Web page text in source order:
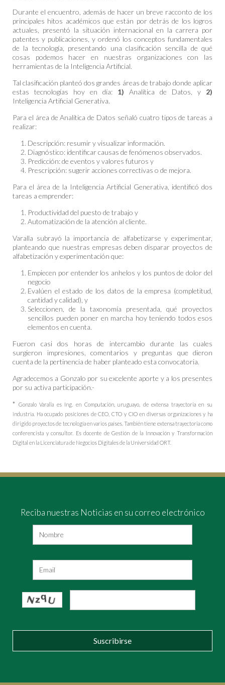
Durante el encuentro, además de hacer un breve racconto de los
principales hitos académicos que están por detrás de los logros
actuales, presentó la situación internacional en la carrera por
patentes y publicaciones, y ordenó los conceptos fundamentales
de la tecnología, presentando una clasificación sencilla de qué
cosas podemos hacer en nuestras organizaciones con las
herramientas de la Inteligencia Artificial.
Tal clasificación planteó dos grandes áreas de trabajo donde aplicar
estas tecnologías hoy en día: 1) Analítica de Datos, y 2)
Inteligencia Artificial Generativa.
Para el área de Analítica de Datos señaló cuatro tipos de tareas a
realizar:
Descripción: resumir y visualizar información.
Diagnóstico: identificar causas de fenómenos observados.
Predicción: de eventos y valores futuros y
Prescripción: sugerir acciones correctivas o de mejora.
Para el área de la Inteligencia Artificial Generativa, identificó dos
tareas a emprender:
Productividad del puesto de trabajo y
Automatización de la atención al cliente.
Varalla subrayó la importancia de alfabetizarse y experimentar,
planteando que nuestras empresas deben disparar proyectos de
alfabetización y experimentación que:
Empiecen por entender los anhelos y los puntos de dolor del
negocio
Evalúen el estado de los datos de la empresa (completitud,
cantidad y calidad), y
Seleccionen, de la taxonomía presentada, qué proyectos
sencillos pueden poner en marcha hoy teniendo todos esos
elementos en cuenta.
Fueron casi dos horas de intercambio durante las cuales
surgieron impresiones, comentarios y preguntas que dieron
cuenta de la pertinencia de haber planteado esta convocatoria.
Agradecemos a Gonzalo por su excelente aporte y a los presentes
por su activa participación.-
* Gonzalo Varalla es Ing. en Computación, uruguayo, de extensa trayectoria en su
industria. Ha ocupado posiciones de CEO, CTO y CIO en diversas organizaciones y ha
dirigido proyectos de tecnología en varios países. También tiene extensa trayectoria como
conferencista y consultor. Es docente de Gestión de la Innovación y Transformación
Digital en la Licenciatura de Negocios Digitales de la Universidad ORT.
Reciba nuestras Noticias en su correo electrónico
Suscribirse